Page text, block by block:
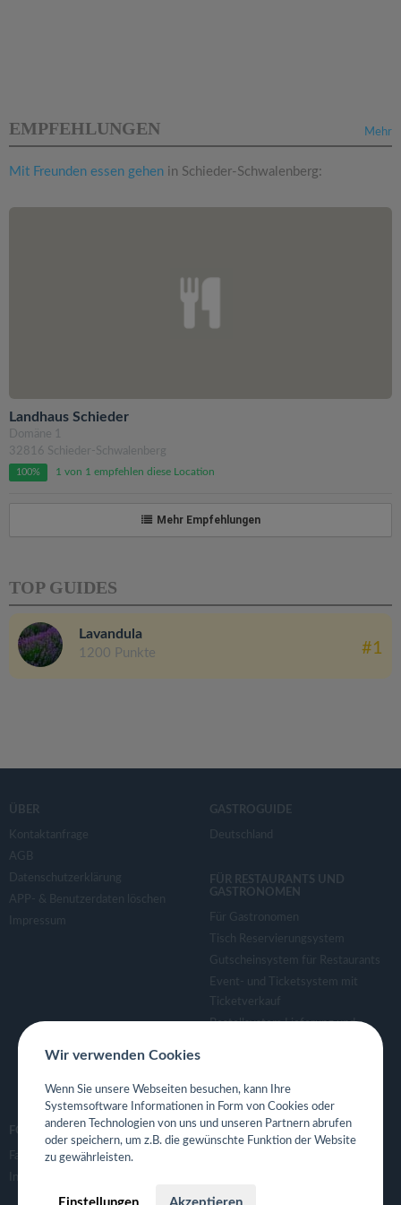
Mehr
EMPFEHLUNGEN
Mit Freunden essen gehen in Schieder-Schwalenberg:
Landhaus Schieder
Domäne 1
32816 Schieder-Schwalenberg
100% 1 von 1 empfehlen diese Location
Mehr Empfehlungen
TOP GUIDES
Lavandula
1200 Punkte #1
ÜBER
Kontaktanfrage
AGB
Datenschutzerklärung
APP- & Benutzerdaten löschen
Impressum
GASTROGUIDE
Deutschland
FÜR RESTAURANTS UND
GASTRONOMEN
Für Gastronomen
Tisch Reservierungsystem
Gutscheinsystem für Restaurants
Event- und Ticketsystem mit
Ticketverkauf
Bestellsystem Lieferung und
Eigene App für Restaurant
FOLGE UNS
Facebook
Instagram
Wir verwenden Cookies
Wenn Sie unsere Webseiten besuchen, kann Ihre
Systemsoftware Informationen in Form von Cookies oder
anderen Technologien von uns und unseren Partnern abrufen
oder speichern, um z.B. die gewünschte Funktion der Website
zu gewährleisten.